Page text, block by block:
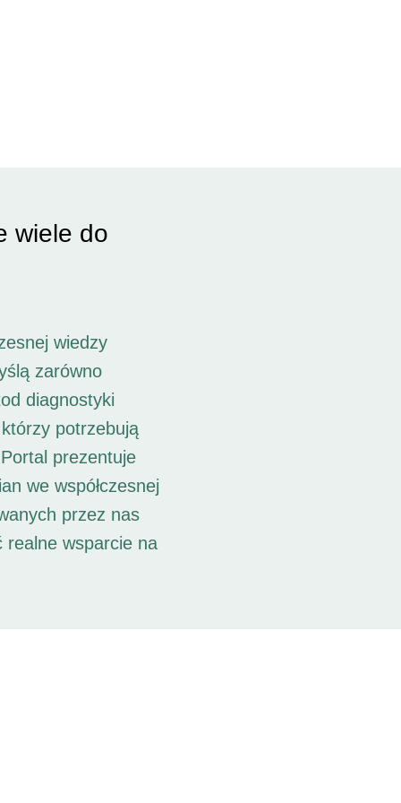
wiele do
wiedzy
zarówno
diagnostyki
potrzebują
prezentuje
we współczesnej
przez nas
realne wsparcie na